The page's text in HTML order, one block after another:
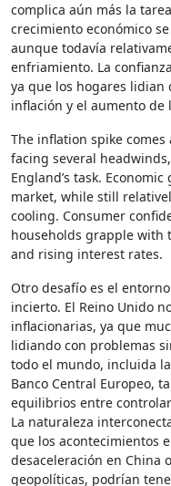
complica aún más la
crecimiento económico
aunque todavía
enfriamiento. La
ya que los hogares lidian
inflación y el aumento de
The inflation spike
facing several
England’s task.
market, while still
cooling. Consumer
households grapple with
and rising interest rates.
Otro desafío es el
incierto. El Reino Unido
inflacionarias, ya que
lidiando con problemas
todo el mundo, incluida la
Banco Central Europeo,
equilibrios entre
La naturaleza
que los acontecimientos
desaceleración en China
geopolíticas, podrían